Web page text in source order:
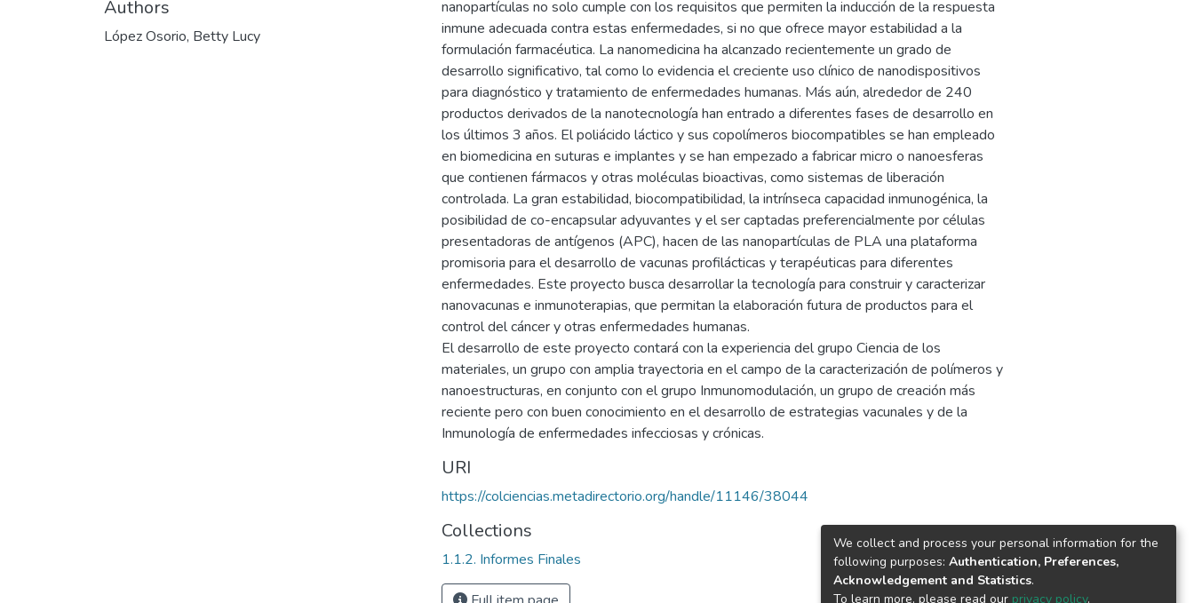
Authors
López Osorio, Betty Lucy
nanopartículas no solo cumple con los requisitos que permiten la inducción de la respuesta
inmune adecuada contra estas enfermedades, si no que ofrece mayor estabilidad a la
formulación farmacéutica. La nanomedicina ha alcanzado recientemente un grado de
desarrollo significativo, tal como lo evidencia el creciente uso clínico de nanodispositivos
para diagnóstico y tratamiento de enfermedades humanas. Más aún, alrededor de 240
productos derivados de la nanotecnología han entrado a diferentes fases de desarrollo en
los últimos 3 años. El poliácido láctico y sus copolímeros biocompatibles se han empleado
en biomedicina en suturas e implantes y se han empezado a fabricar micro o nanoesferas
que contienen fármacos y otras moléculas bioactivas, como sistemas de liberación
controlada. La gran estabilidad, biocompatibilidad, la intrínseca capacidad inmunogénica, la
posibilidad de co-encapsular adyuvantes y el ser captadas preferencialmente por células
presentadoras de antígenos (APC), hacen de las nanopartículas de PLA una plataforma
promisoria para el desarrollo de vacunas profilácticas y terapéuticas para diferentes
enfermedades. Este proyecto busca desarrollar la tecnología para construir y caracterizar
nanovacunas e inmunoterapias, que permitan la elaboración futura de productos para el
control del cáncer y otras enfermedades humanas.
El desarrollo de este proyecto contará con la experiencia del grupo Ciencia de los
materiales, un grupo con amplia trayectoria en el campo de la caracterización de polímeros y
nanoestructuras, en conjunto con el grupo Inmunomodulación, un grupo de creación más
reciente pero con buen conocimiento en el desarrollo de estrategias vacunales y de la
Inmunología de enfermedades infecciosas y crónicas.
URI
https://colciencias.metadirectorio.org/handle/11146/38044
Collections
1.1.2. Informes Finales
We collect and process your personal information for the
following purposes: Authentication, Preferences,
Acknowledgement and Statistics.
To learn more, please read our privacy policy.